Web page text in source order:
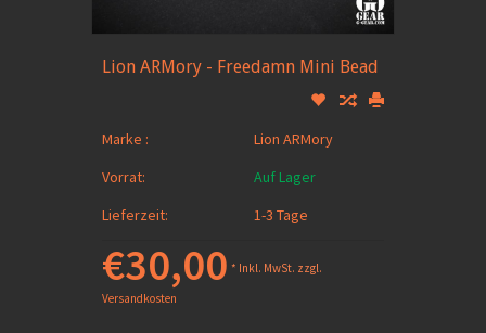
Lion ARMory - Freedamn Mini Bead
Marke :
Lion ARMory
Vorrat:
Auf Lager
Lieferzeit:
1-3 Tage
€30,00 * Inkl. MwSt. zzgl.
Versandkosten